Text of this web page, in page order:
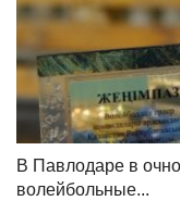
В Павлодаре в
волейбольные...